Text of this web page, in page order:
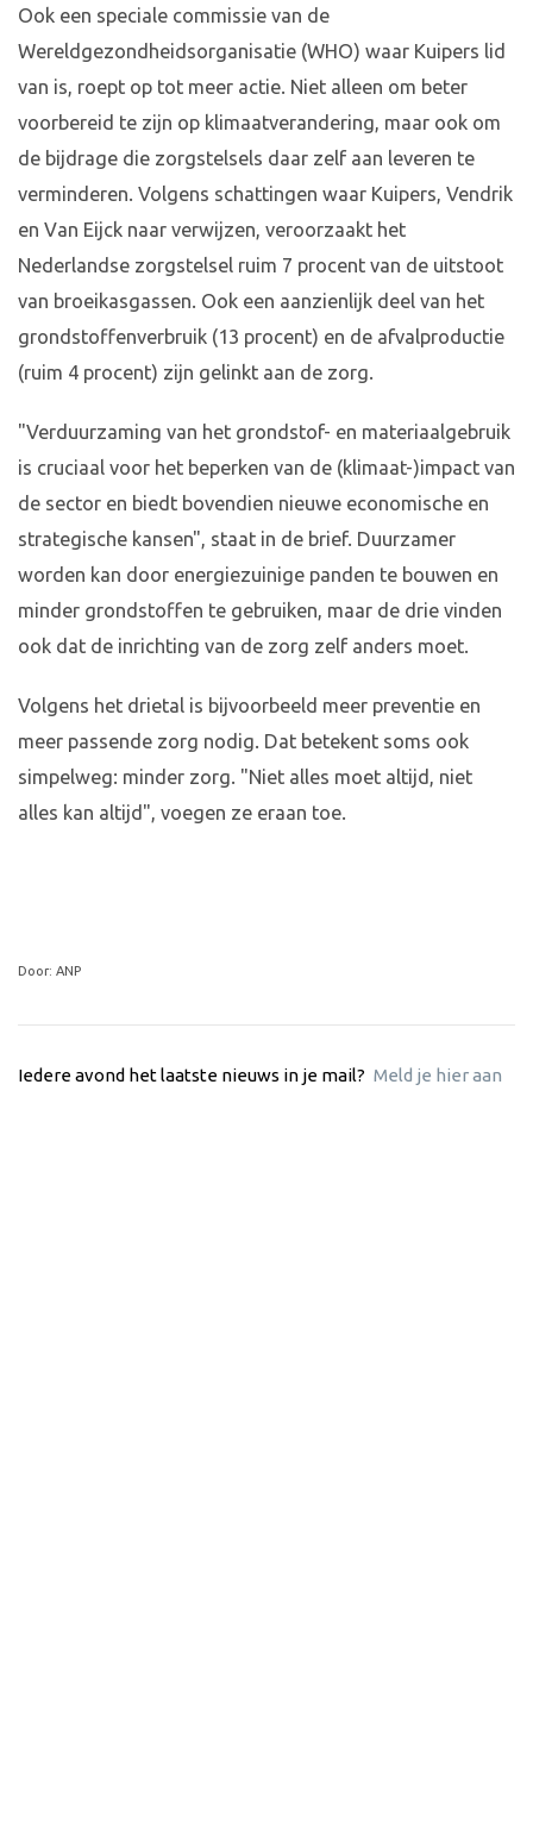
Ook een speciale commissie van de
Wereldgezondheidsorganisatie (WHO) waar Kuipers lid
van is, roept op tot meer actie. Niet alleen om beter
voorbereid te zijn op klimaatverandering, maar ook om
de bijdrage die zorgstelsels daar zelf aan leveren te
verminderen. Volgens schattingen waar Kuipers, Vendrik
en Van Eijck naar verwijzen, veroorzaakt het
Nederlandse zorgstelsel ruim 7 procent van de uitstoot
van broeikasgassen. Ook een aanzienlijk deel van het
grondstoffenverbruik (13 procent) en de afvalproductie
(ruim 4 procent) zijn gelinkt aan de zorg.
"Verduurzaming van het grondstof- en materiaalgebruik
is cruciaal voor het beperken van de (klimaat-)impact van
de sector en biedt bovendien nieuwe economische en
strategische kansen", staat in de brief. Duurzamer
worden kan door energiezuinige panden te bouwen en
minder grondstoffen te gebruiken, maar de drie vinden
ook dat de inrichting van de zorg zelf anders moet.
Volgens het drietal is bijvoorbeeld meer preventie en
meer passende zorg nodig. Dat betekent soms ook
simpelweg: minder zorg. "Niet alles moet altijd, niet
alles kan altijd", voegen ze eraan toe.
Door: ANP
Iedere avond het laatste nieuws in je mail? Meld je hier aan